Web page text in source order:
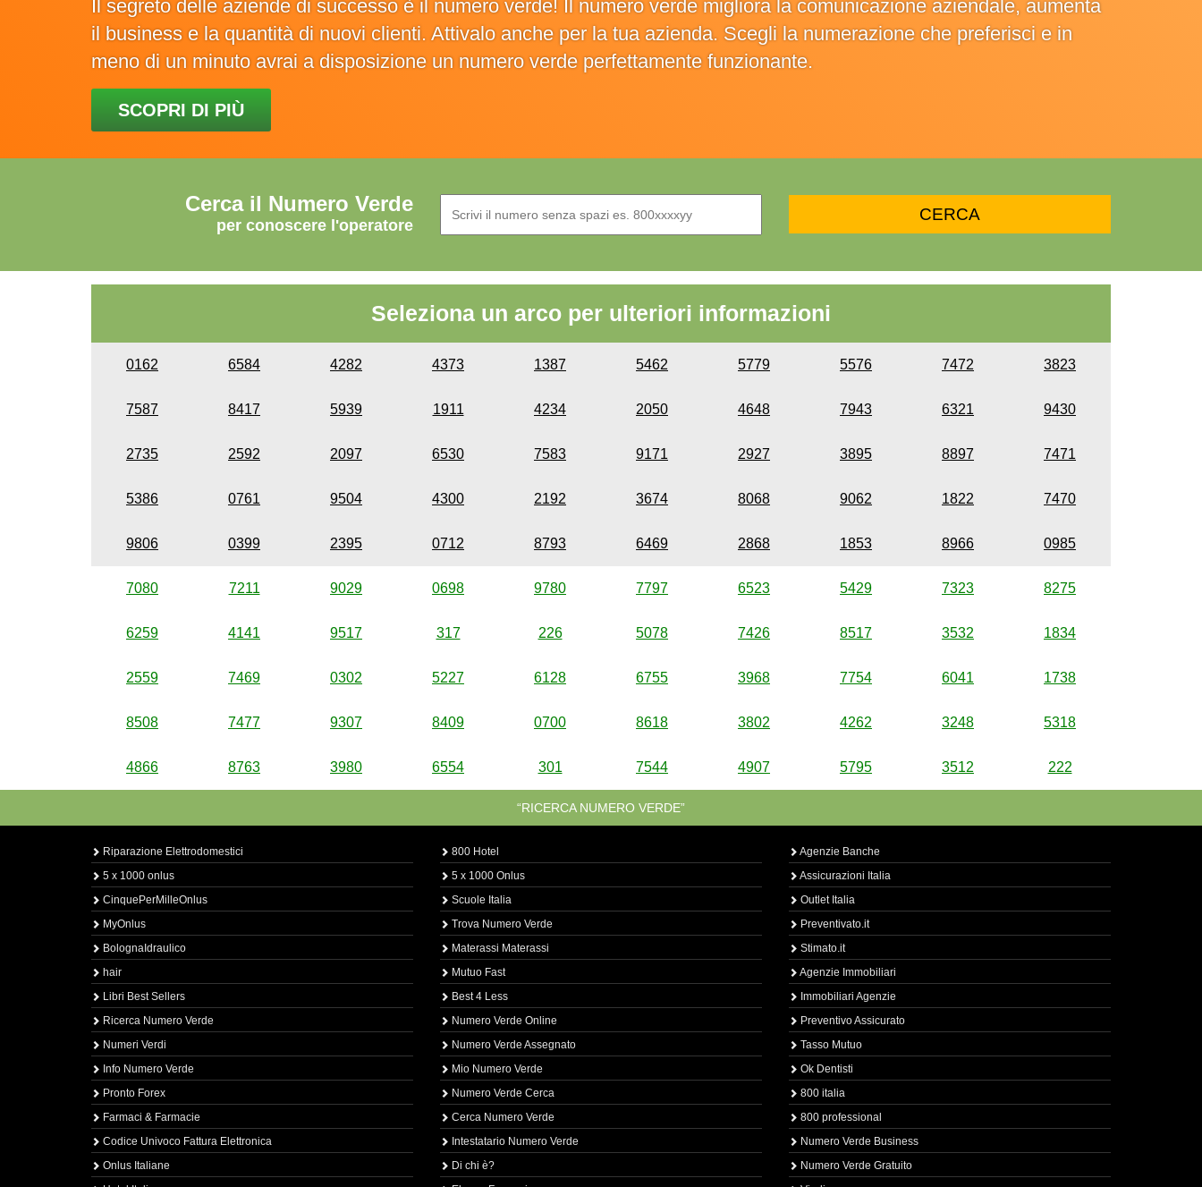
Il segreto delle aziende di successo è il numero verde! Il numero verde migliora la comunicazione aziendale, aumenta
il business e la quantità di nuovi clienti. Attivalo anche per la tua azienda. Scegli la numerazione che preferisci e in
meno di un minuto avrai a disposizione un numero verde perfettamente funzionante.
SCOPRI DI PIÙ
Cerca il Numero Verde
per conoscere l'operatore
Seleziona un arco per ulteriori informazioni
0162 6584 4282 4373 1387 5462 5779 5576 7472 3823
7587 8417 5939 1911 4234 2050 4648 7943 6321 9430
2735 2592 2097 6530 7583 9171 2927 3895 8897 7471
5386 0761 9504 4300 2192 3674 8068 9062 1822 7470
9806 0399 2395 0712 8793 6469 2868 1853 8966 0985
7080 7211 9029 0698 9780 7797 6523 5429 7323 8275
6259 4141 9517 317 226 5078 7426 8517 3532 1834
2559 7469 0302 5227 6128 6755 3968 7754 6041 1738
8508 7477 9307 8409 0700 8618 3802 4262 3248 5318
4866 8763 3980 6554 301 7544 4907 5795 3512 222
“RICERCA NUMERO VERDE”
Riparazione Elettrodomestici
5 x 1000 onlus
CinquePerMilleOnlus
MyOnlus
BolognaIdraulico
hair
Libri Best Sellers
Ricerca Numero Verde
Numeri Verdi
Info Numero Verde
Pronto Forex
Farmaci & Farmacie
Codice Univoco Fattura Elettronica
Onlus Italiane
800 Hotel
5 x 1000 Onlus
Scuole Italia
Trova Numero Verde
Materassi Materassi
Mutuo Fast
Best 4 Less
Numero Verde Online
Numero Verde Assegnato
Mio Numero Verde
Numero Verde Cerca
Cerca Numero Verde
Intestatario Numero Verde
Di chi è?
Agenzie Banche
Assicurazioni Italia
Outlet Italia
Preventivato.it
Stimato.it
Agenzie Immobiliari
Immobiliari Agenzie
Preventivo Assicurato
Tasso Mutuo
Ok Dentisti
800 italia
800 professional
Numero Verde Business
Numero Verde Gratuito